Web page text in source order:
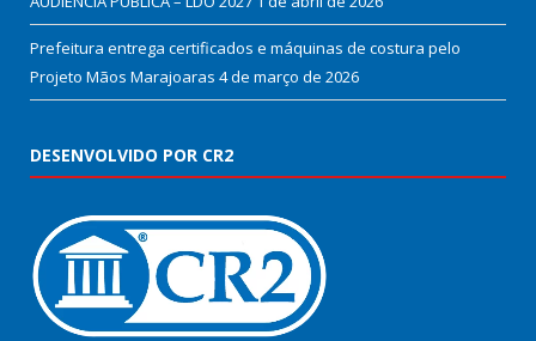
Prefeitura entrega certificados e máquinas de costura pelo
Projeto Mãos Marajoaras 4 de março de 2026
DESENVOLVIDO POR CR2